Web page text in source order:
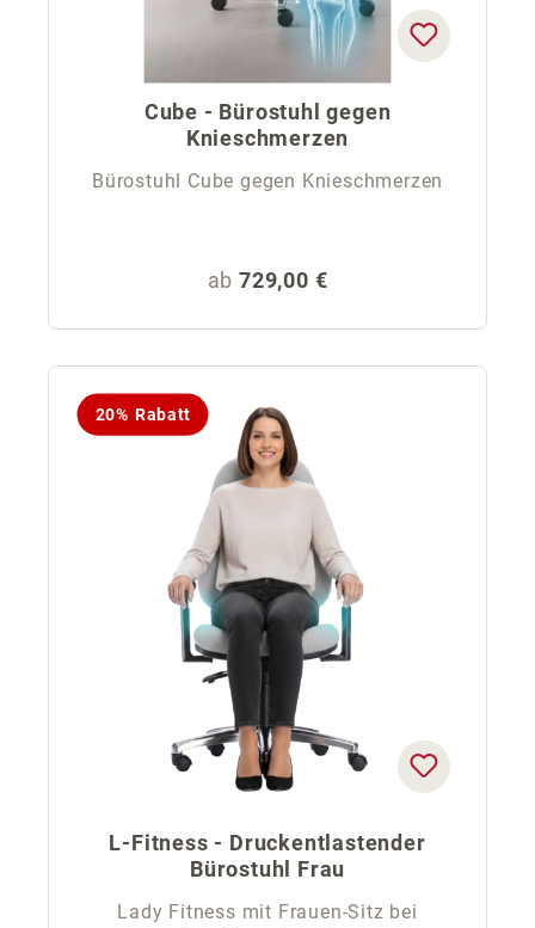
Cube - Bürostuhl gegen
Knieschmerzen
Bürostuhl Cube gegen Knieschmerzen
Regulärer Preis:
ab 729,00 €
20% Rabatt
L-Fitness - Druckentlastender
Bürostuhl Frau
Lady Fitness mit Frauen-Sitz bei